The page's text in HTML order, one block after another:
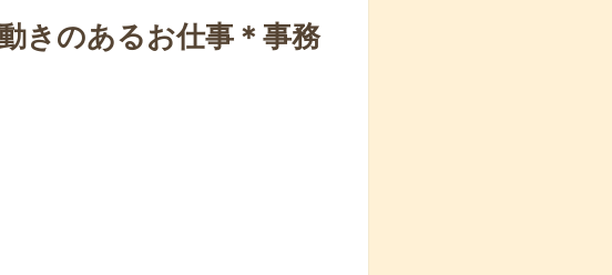
きのあるお仕事＊事務